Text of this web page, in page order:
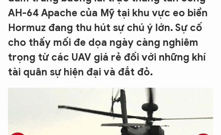
AH-64 Apache của Mỹ tại khu vực eo biển
Hormuz đang thu hút sự chú ý lớn. Sự cố
cho thấy mối đe dọa ngày càng nghiêm
trọng từ các UAV giá rẻ đối với những khí
tài quân sự hiện đại và đắt đỏ.